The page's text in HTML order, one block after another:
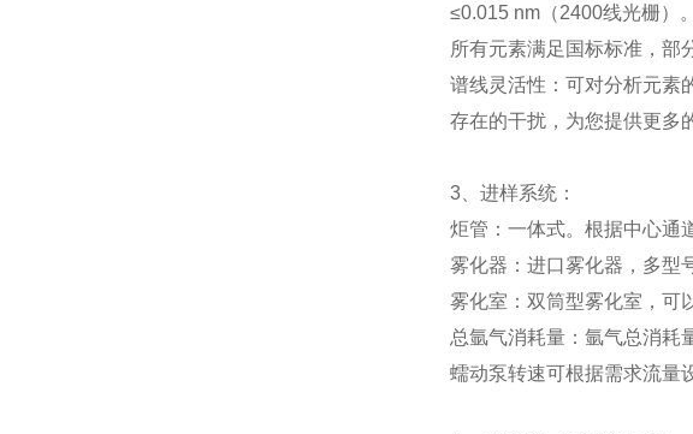
≤0.015 nm（2400线光栅）。
所有元素满足国标标准，部
谱线灵活性：可对分析元素
存在的干扰，为您提供更多
3、进样系统：
炬管：一体式。根据中心通
雾化器：进口雾化器，多型
雾化室：双筒型雾化室，可
总氩气消耗量：氩气总消耗
蠕动泵转速可根据需求流量